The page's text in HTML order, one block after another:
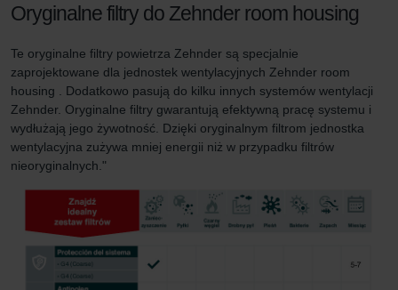
Oryginalne filtry do Zehnder room housing
Te oryginalne filtry powietrza Zehnder są specjalnie
zaprojektowane dla jednostek wentylacyjnych Zehnder room
housing . Dodatkowo pasują do kilku innych systemów wentylacji
Zehnder. Oryginalne filtry gwarantują efektywną pracę systemu i
wydłużają jego żywotność. Dzięki oryginalnym filtrom jednostka
wentylacyjna zużywa mniej energii niż w przypadku filtrów
nieoryginalnych."